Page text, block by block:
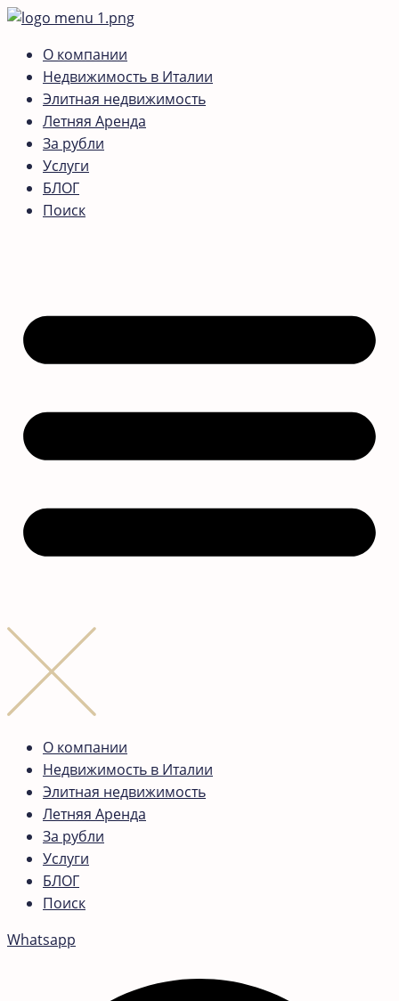
О компании
Недвижимость в Италии
Элитная недвижимость
Летняя Аренда
За рубли
Услуги
БЛОГ
Поиск
О компании
Недвижимость в Италии
Элитная недвижимость
Летняя Аренда
За рубли
Услуги
БЛОГ
Поиск
Whatsapp